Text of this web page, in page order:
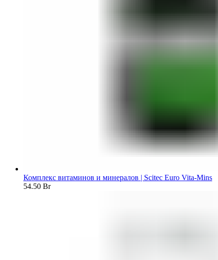
Комплекс витаминов и минералов | Scitec Euro Vita-Mins
54.50 Br